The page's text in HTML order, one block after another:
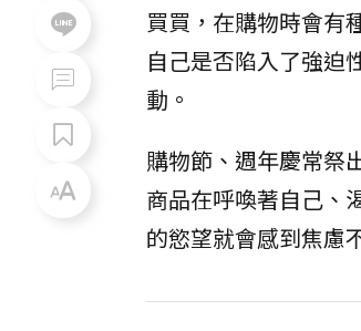
買買，在購物時會有
自己是否陷入了強迫
動。
購物節、週年慶常祭
商品在呼喚著自己、
的慾望就會感到焦慮